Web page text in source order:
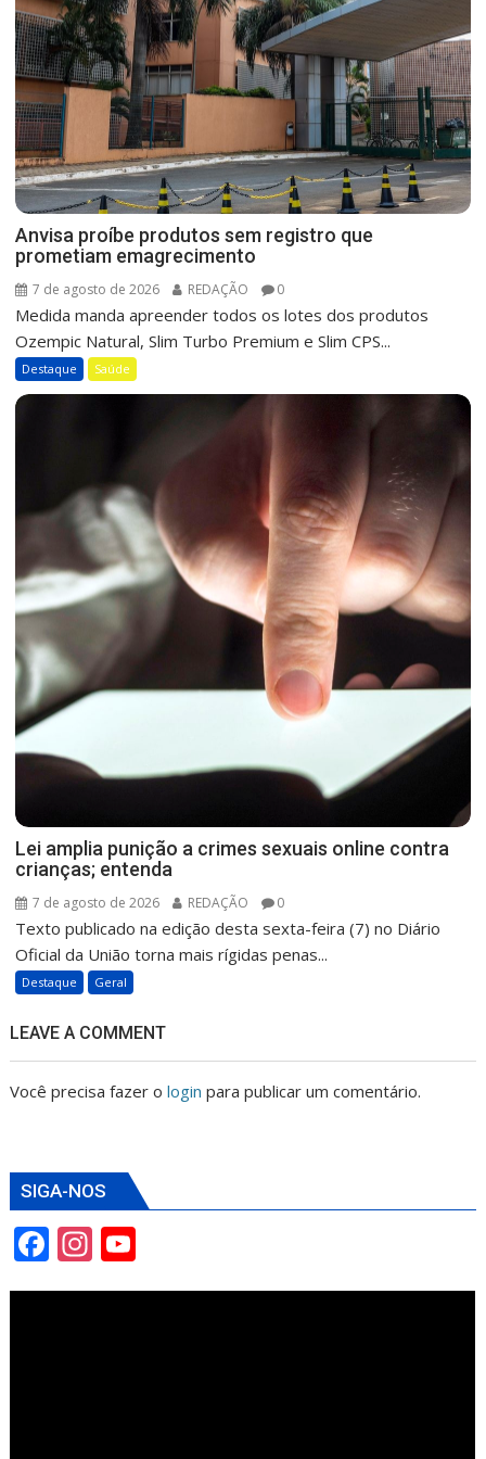
Anvisa proíbe produtos sem registro que
prometiam emagrecimento
7 de agosto de 2026 REDAÇÃO 0
Medida manda apreender todos os lotes dos produtos
Ozempic Natural, Slim Turbo Premium e Slim CPS...
Destaque Saúde
Lei amplia punição a crimes sexuais online contra
crianças; entenda
7 de agosto de 2026 REDAÇÃO 0
Texto publicado na edição desta sexta-feira (7) no Diário
Oficial da União torna mais rígidas penas...
Destaque Geral
LEAVE A COMMENT
Você precisa fazer ologin para publicar um comentário.
SIGA-NOS
F
ac
In
st o